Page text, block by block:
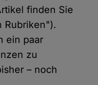
finden Sie
Rubriken").
ein paar
zu
– noch